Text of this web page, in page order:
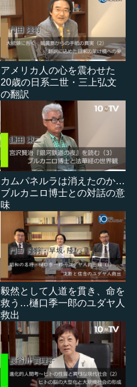
アメリカ人の心を震わせた
20歳の日系二世・三上弘文
の翻訳
カムパネルラは消えたのか…
ブルカニロ博士との対話の意
味
毅然として人道を貫き、命を
救う…樋口季一郎のユダヤ人
救出